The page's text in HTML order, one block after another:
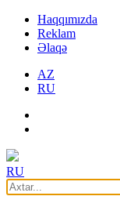
Haqqımızda
Reklam
Əlaqə
AZ
RU
RU